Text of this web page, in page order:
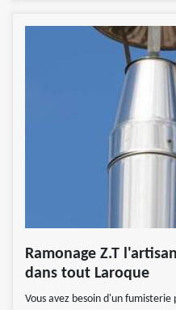
Ramonage Z.T
dans tout Laroque
Vous avez besoin d'un